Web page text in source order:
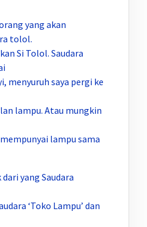
yang akan
tolol.
Si Tolol. Saudara
menyuruh saya pergi ke
lampu. Atau mungkin
lampu sama
yang Saudara
‘Toko Lampu’ dan